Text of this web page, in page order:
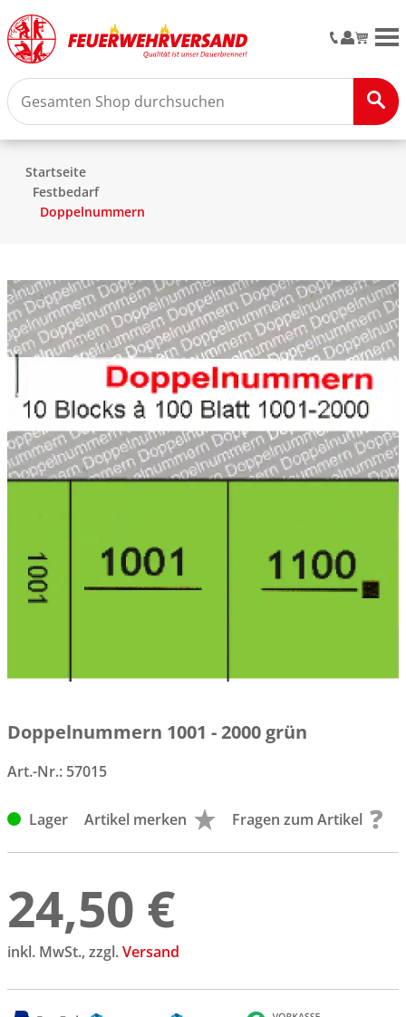
Startseite
Festbedarf
Doppelnummern
Doppelnummern 1001 - 2000 grün
Art.-Nr.: 57015
Lager Artikel merken Fragen zum Artikel
24,50 €
inkl. MwSt., zzgl.Versand